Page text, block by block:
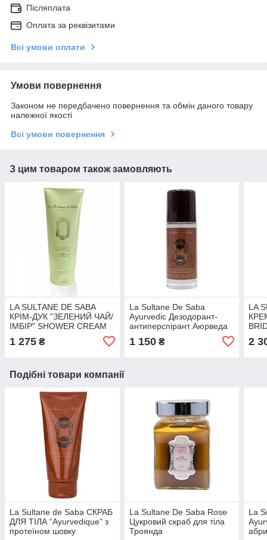
Післяплата
Оплата за реквізитами
Всі умови оплати
Умови повернення
Законом не передбачено повернення та обмін даного товару
належної якості
Всі умови повернення
З цим товаром також замовляють
LA SULTANE DE SABA
КРІМ-ДУК "ЗЕЛЕНИЙ ЧАЙ/
ІМБІР" SHOWER CREAM
1 275 ₴
La Sultane De Saba
Ayurvedic Дезодорант-
антиперспірант Аюрведа
1 150₴
LA
2
Подібні товари компанії
La Sultane de Saba СКРАБ
ДЛЯ ТІЛА “Ayurvedique” з
протеїном шовку
La Sultane De Saba Rose
Цукровий скраб для тіла
Троянда
La